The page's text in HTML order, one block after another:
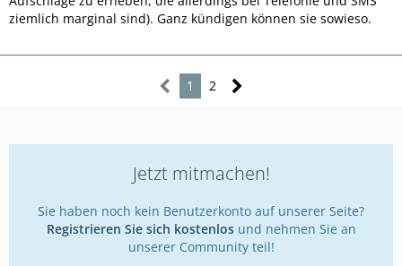
ziemlich marginal sind). Ganz kündigen können sie sowieso.
1 2
Jetzt mitmachen!
Sie haben noch kein Benutzerkonto auf unserer Seite?
Registrieren Sie sich kostenlosund nehmen Sie an
unserer Community teil!